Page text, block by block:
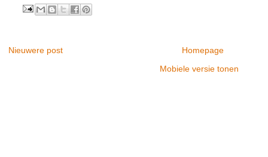
Nieuwere post
Homepage
Mobiele versie tonen